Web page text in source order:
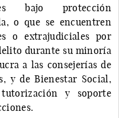
bajo protección
o que se encuentren
o extrajudiciales por
durante su minoría
a las consejerías de
y de Bienestar Social,
tutorización y soporte